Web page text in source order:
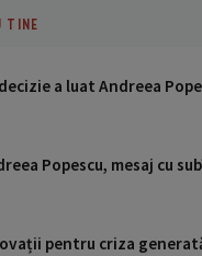
TINE
a luat Andreea
Popescu, mesaj cu
pentru criza